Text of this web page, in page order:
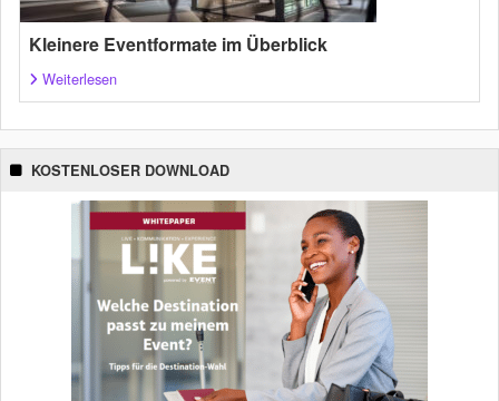
Kleinere Eventformate im Überblick
Weiterlesen
KOSTENLOSER DOWNLOAD